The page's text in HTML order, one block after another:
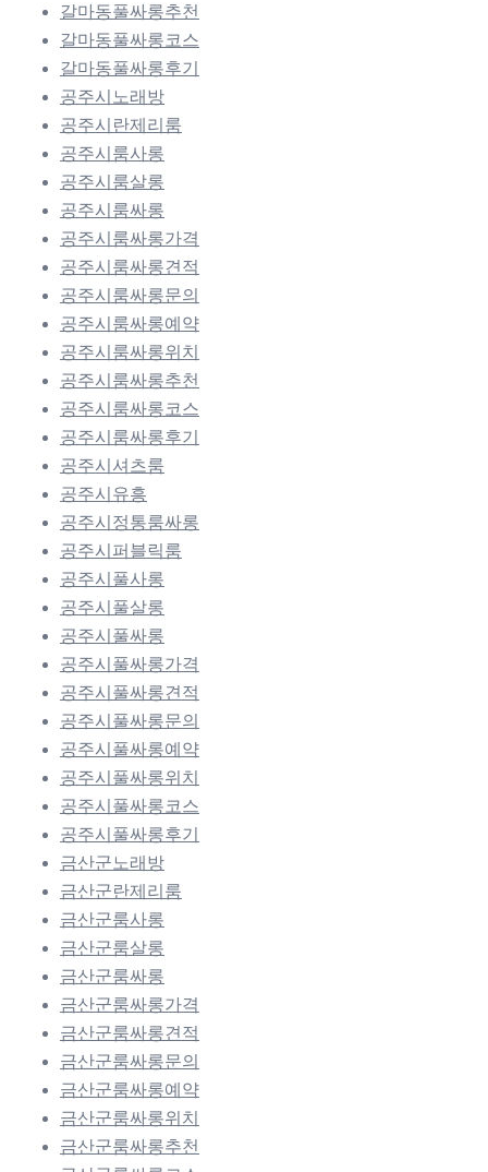
갈마동풀싸롱추천
갈마동풀싸롱코스
갈마동풀싸롱후기
공주시노래방
공주시란제리룸
공주시룸사롱
공주시룸살롱
공주시룸싸롱
공주시룸싸롱가격
공주시룸싸롱견적
공주시룸싸롱문의
공주시룸싸롱예약
공주시룸싸롱위치
공주시룸싸롱추천
공주시룸싸롱코스
공주시룸싸롱후기
공주시셔츠룸
공주시유흥
공주시정통룸싸롱
공주시퍼블릭룸
공주시풀사롱
공주시풀살롱
공주시풀싸롱
공주시풀싸롱가격
공주시풀싸롱견적
공주시풀싸롱문의
공주시풀싸롱예약
공주시풀싸롱위치
공주시풀싸롱코스
공주시풀싸롱후기
금산군노래방
금산군란제리룸
금산군룸사롱
금산군룸살롱
금산군룸싸롱
금산군룸싸롱가격
금산군룸싸롱견적
금산군룸싸롱문의
금산군룸싸롱예약
금산군룸싸롱위치
금산군룸싸롱추천